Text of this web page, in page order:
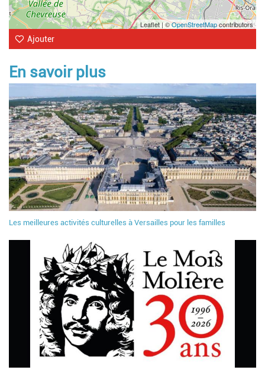
Leaflet | ©OpenStreetMapcontributors
Ajouter
En savoir plus
Les meilleures activités culturelles à Versailles pour les familles